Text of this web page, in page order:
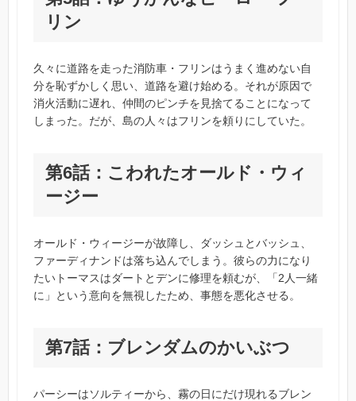
リン
久々に道路を走った消防車・フリンはうまく進めない自
分を恥ずかしく思い、道路を避け始める。それが原因で
消火活動に遅れ、仲間のピンチを見捨てることになって
しまった。だが、島の人々はフリンを頼りにしていた。
第6話：こわれたオールド・ウィ
ージー
オールド・ウィージーが故障し、ダッシュとバッシュ、
ファーディナンドは落ち込んでしまう。彼らの力になり
たいトーマスはダートとデンに修理を頼むが、「2人一緒
に」という意向を無視したため、事態を悪化させる。
第7話：ブレンダムのかいぶつ
パーシーはソルティーから、霧の日にだけ現れるブレン